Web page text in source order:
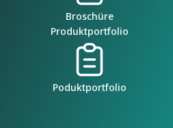
Broschüre
Produktportfolio
Poduktportfolio